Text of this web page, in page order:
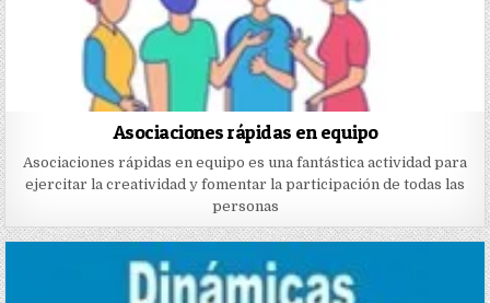
Asociaciones rápidas en equipo
Asociaciones rápidas en equipo es una fantástica actividad para
ejercitar la creatividad y fomentar la participación de todas las
personas